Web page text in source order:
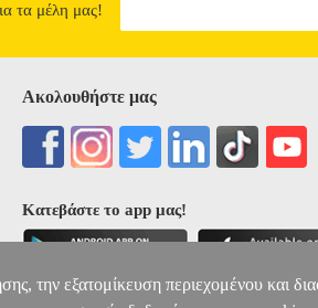
τα μέλη μας!
Ακολουθήστε μας
Κατεβάστε το app μας!
την εξατομίκευση περιεχομένου και